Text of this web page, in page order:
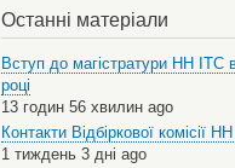
Останні матеріали
Вступ до магістратури НН ІТС
році
13 годин 56 хвилин ago
Контакти Відбіркової комісії
1 тиждень 3 дні ago